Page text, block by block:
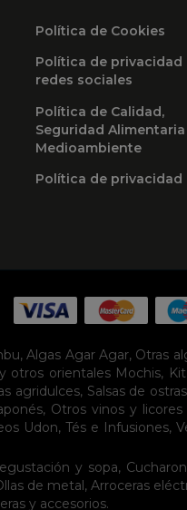
Política de Cookies
Política de privacidad
redes sociales
Política de Calidad,
Seguridad
Medioambiente
Política de privacidad
,Algas Agar Agar, Otras
otros orientales Mochis,
agridulces, Salsas de ostras
, Otros vinos y licores
Udon, Tés e Infusiones,
y sopa,
de metal,Arroceras
y accesorios.